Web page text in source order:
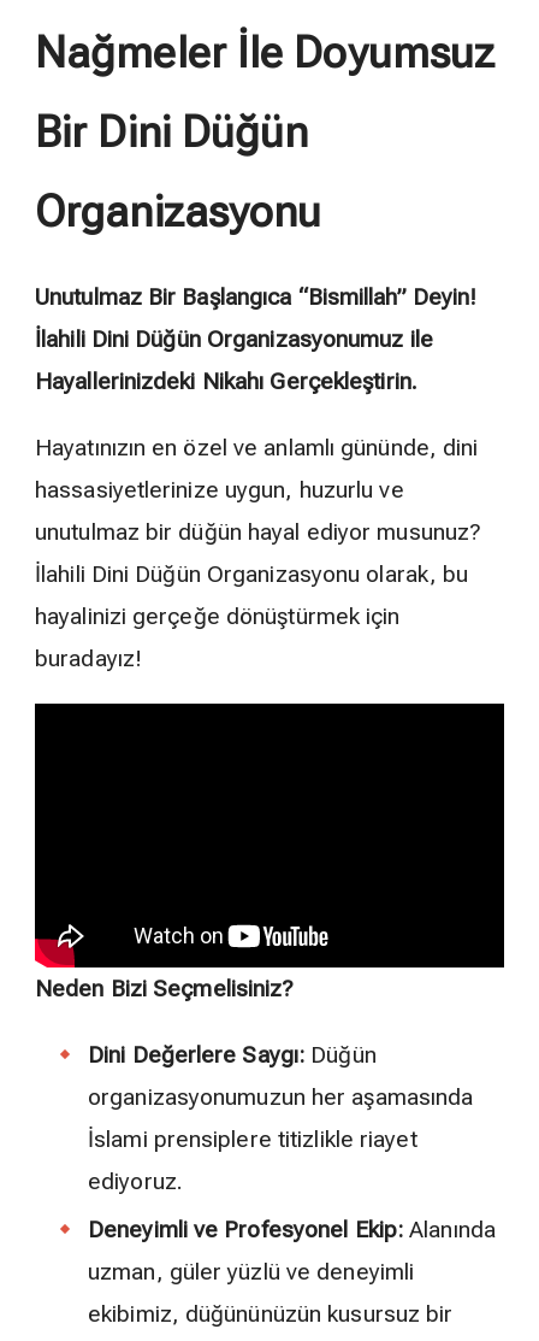
Nağmeler İle Doyumsuz
Bir Dini Düğün
Organizasyonu
Unutulmaz Bir Başlangıca “Bismillah” Deyin!
İlahili Dini Düğün Organizasyonumuz ile
Hayallerinizdeki Nikahı Gerçekleştirin.
Hayatınızın en özel ve anlamlı gününde, dini
hassasiyetlerinize uygun, huzurlu ve
unutulmaz bir düğün hayal ediyor musunuz?
İlahili Dini Düğün Organizasyonu olarak, bu
hayalinizi gerçeğe dönüştürmek için
buradayız!
Neden Bizi Seçmelisiniz?
Dini Değerlere Saygı: Düğün
organizasyonumuzun her aşamasında
İslami prensiplere titizlikle riayet
ediyoruz.
Deneyimli ve Profesyonel Ekip: Alanında
uzman, güler yüzlü ve deneyimli
ekibimiz, düğününüzün kusursuz bir